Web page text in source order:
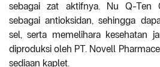
sebagai zat aktifnya. Nu Q-Ten
sebagai antioksidan, sehingga
sel, serta memelihara kesehatan
diproduksi oleh PT. Novell
sediaan kaplet.